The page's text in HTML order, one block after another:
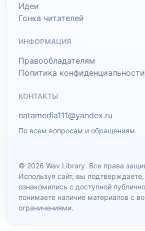
Идеи
Гонка читателей
ИНФОРМАЦИЯ
Правообладателям
Политика конфиденциальности
КОНТАКТЫ
natamedia111@yandex.ru
По всем вопросам и обращениям.
© 2026 Wav Library. Все права
Используя сайт, вы подтверждаете,
ознакомились с доступной
понимаете наличие материалов с
ограничениями.